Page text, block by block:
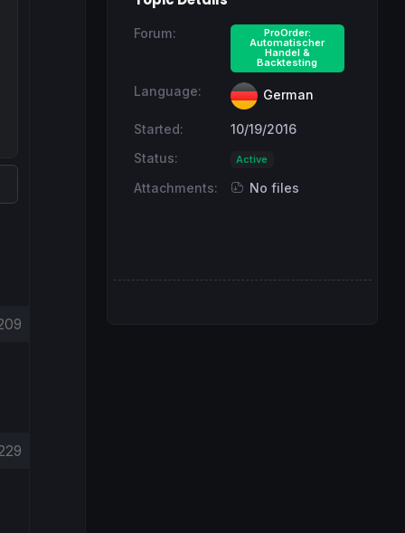
Forum: ProOrder:
Automatischer
Handel &
Backtesting
Language: German
Started:
10/19/2016
Status:
Active
Attachments: No files